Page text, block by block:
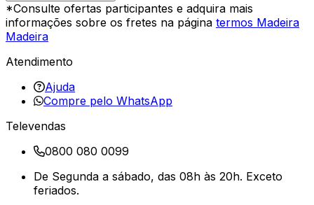
*Consulte ofertas participantes e adquira mais
informações sobre os fretes na página termos Madeira
Madeira
Atendimento
Ajuda
Compre pelo WhatsApp
Televendas
0800 080 0099
De Segunda a sábado, das 08h às 20h. Exceto
feriados.